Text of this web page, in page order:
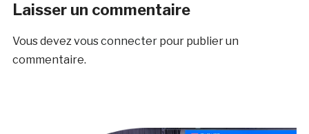
Laisser un commentaire
Vous devezvous connecterpour publier un
commentaire.